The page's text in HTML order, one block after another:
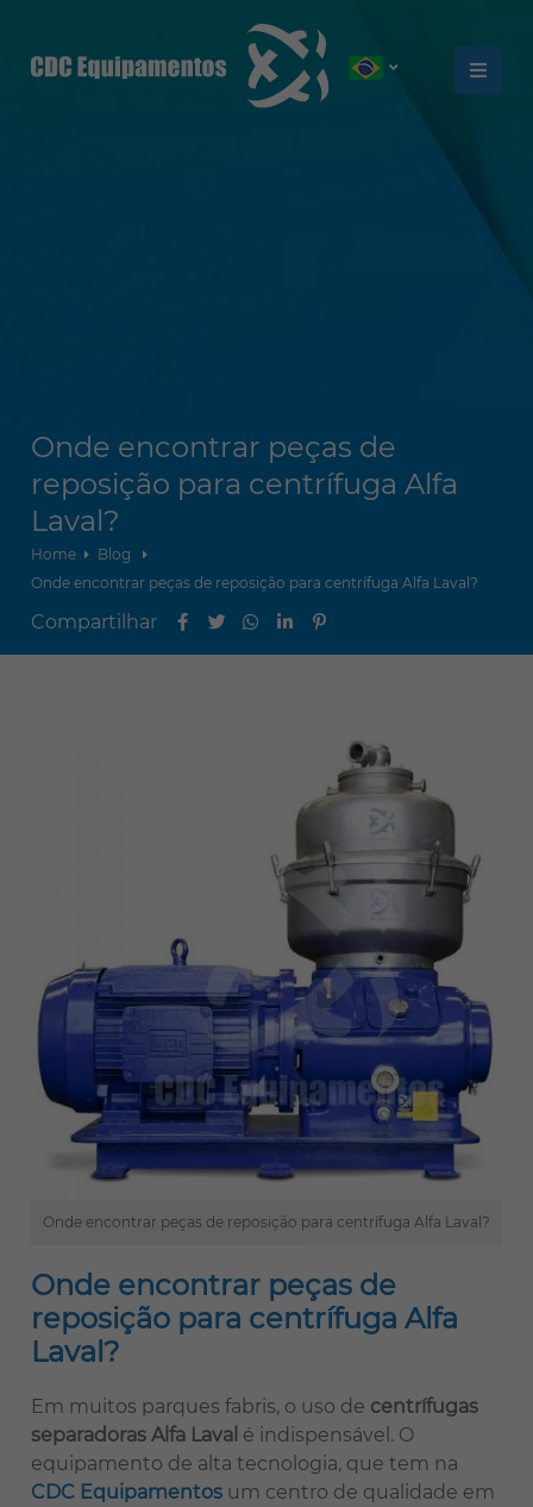
Onde encontrar peças de
reposição para centrífuga Alfa
Laval?
Home
Blog
Onde encontrar peças de reposição para centrífuga Alfa Laval?
Onde encontrar peças de reposição para centrífuga Alfa Laval?
Onde encontrar peças de
reposição para centrífuga Alfa
Laval?
Em muitos parques fabris, o uso de centrífugas
separadoras Alfa Laval é indispensável. O
equipamento de alta tecnologia, que tem na
CDC Equipamentos um centro de qualidade em